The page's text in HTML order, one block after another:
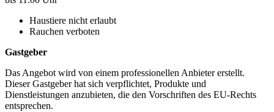
Haustiere nicht erlaubt
Rauchen verboten
Gastgeber
Das Angebot wird von einem professionellen Anbieter erstellt.
Dieser Gastgeber hat sich verpflichtet, Produkte und
Dienstleistungen anzubieten, die den Vorschriften des EU-Rechts
entsprechen.